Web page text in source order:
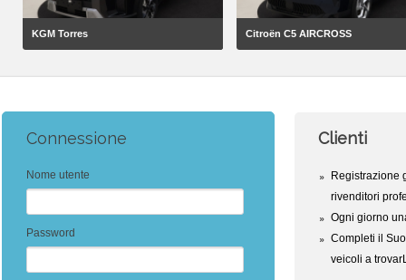
KGM Torres Citroën C5 AIRCROSS
Connessione
Nome utente
Password
Clienti
Registrazione
rivenditori
Ogni giorno
Completi il
veicoli a